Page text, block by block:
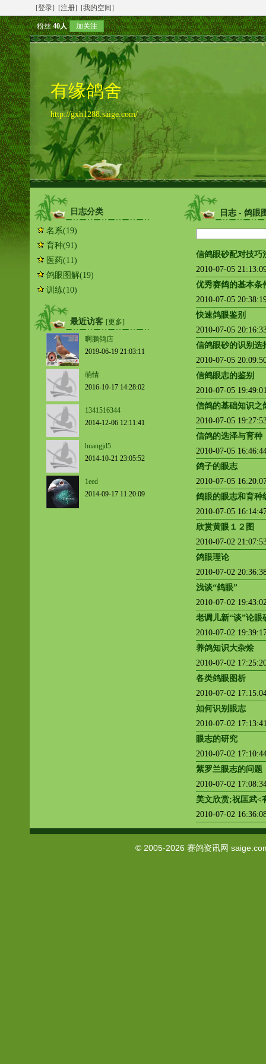
[登录] [注册] [我的空间]
粉丝40人 加关注
有缘鸽舍
http://gxh1288.saige.com/
日志分类
名系(19)
育种(91)
医药(11)
鸽眼图解(19)
训练(10)
最近访客 [更多]
啊鹏鸽店
2019-06-19 21:03:11
萌情
2016-10-17 14:28:02
1341516344
2014-12-06 12:11:41
huangjd5
2014-10-21 23:05:52
1eed
2014-09-17 11:20:09
日志 - 鸽眼
信鸽眼砂配对技巧
2010-07-05
优秀赛鸽的基本条
2010-07-05
快速鸽眼鉴别
2010-07-05
信鸽眼砂的识别选
2010-07-05
信鸽眼志的鉴别
2010-07-05
信鸽的基础知识之
2010-07-05
信鸽的选泽与育种
2010-07-05
鸽子的眼志
2010-07-05
鸽眼的眼志和育种
2010-07-05
欣赏黄眼１２图
2010-07-02
鸽眼理论
2010-07-02
浅谈“鸽眼”
2010-07-02
老调儿新“谈”论眼
2010-07-02
养鸽知识大杂烩
2010-07-02
各类鸽眼图析
2010-07-02
如何识别眼志
2010-07-02
眼志的研究
2010-07-02
紫罗兰眼志的问题
2010-07-02
美文欣赏;祝匡武<
2010-07-02
© 2005-2026 赛鸽资讯网